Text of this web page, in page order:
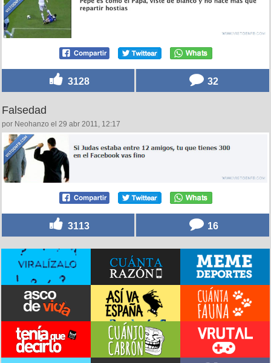
3128 32
Falsedad
por Neohanzo el 29 abr 2011, 12:17
3113 16